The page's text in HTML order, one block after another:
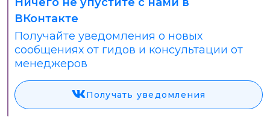
ВКонтакте
Получайте уведомления о новых
сообщениях от гидов и консультации от
менеджеров
Получать уведомления